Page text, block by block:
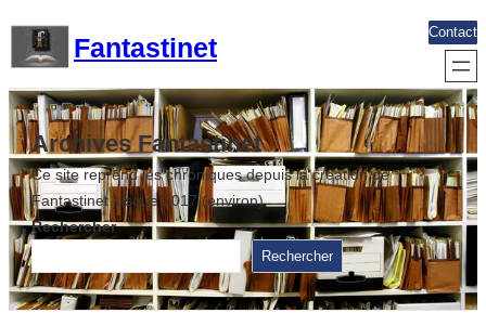
contenu
Fantastinet
Contact
Archives Fantastinet
Ce site reprend les chroniques depuis la création de
Fantastinet jusque 2017 (environ)
Rechercher
Rechercher